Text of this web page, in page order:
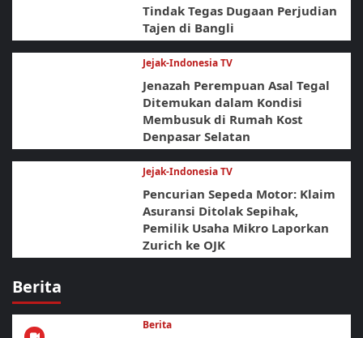
Tindak Tegas Dugaan Perjudian
Tajen di Bangli
Jejak-Indonesia TV
Jenazah Perempuan Asal Tegal
Ditemukan dalam Kondisi
Membusuk di Rumah Kost
Denpasar Selatan
Jejak-Indonesia TV
Pencurian Sepeda Motor: Klaim
Asuransi Ditolak Sepihak,
Pemilik Usaha Mikro Laporkan
Zurich ke OJK
Berita
Berita